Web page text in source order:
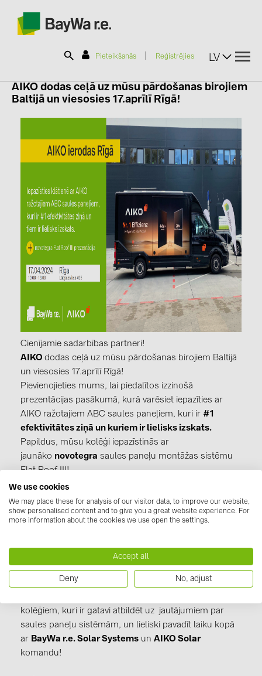
Pieteikšanās Reģistrējies LV
SOLAR-PLANIT
Produkti
Jaunumi
Katalogi
kontakti
KATEGORIJAS
Saules paneļi (19)
Invertori (105)
Invertoru aksesuāri (84)
Enerģijas uzglabāšana (74)
E-Mobilitāte (19)
Instalācijas (87)
RAŽOTĀJI
ABB (21)
AIKO Solar (2)
BUDMAT (6)
EVOPIPES (7)
FRONIUS (42)
GROMTOR (32)
GoodWe (44)
HUAWEI (51)
AIKO dodas ceļā uz mūsu pārdošanas birojiem
Baltijā un viesosies 17.aprīlī Rīgā!
Cienījamie sadarbības partneri!
AIKO dodas ceļā uz mūsu pārdošanas birojiem Baltijā
un viesosies 17.aprīlī Rīgā!
Pievienojieties mums, lai piedalītos izzinošā
prezentācijas pasākumā, kurā varēsiet iepazīties ar
AIKO ražotajiem ABC saules paneļiem, kuri ir #1
efektivitātes ziņā un kuriem ir lielisks izskats.
Papildus, mūsu kolēģi iepazīstinās ar
jaunāko novotegra saules paneļu montāžas sistēmu
Flat Roof III!
Atzīmējiet savos kalendāros:
📅 17.04. | 10:00 - 13:00
Būsim parūpējušies par gardām uzkodām un
dzērieniem!
Nepalaidiet garām šo iespēju iegūt zināšanas par šo
kolēģiem, kuri ir gatavi atbildēt uz jautājumiem par
saules paneļu sistēmām, un lieliski pavadīt laiku kopā
ar BayWa r.e. Solar Systems un AIKO Solar
komandu!
We use cookies
We may place these for analysis of our visitor data, to improve our website,
show personalised content and to give you a great website experience. For
more information about the cookies we use open the settings.
Accept all
Deny No, adjust